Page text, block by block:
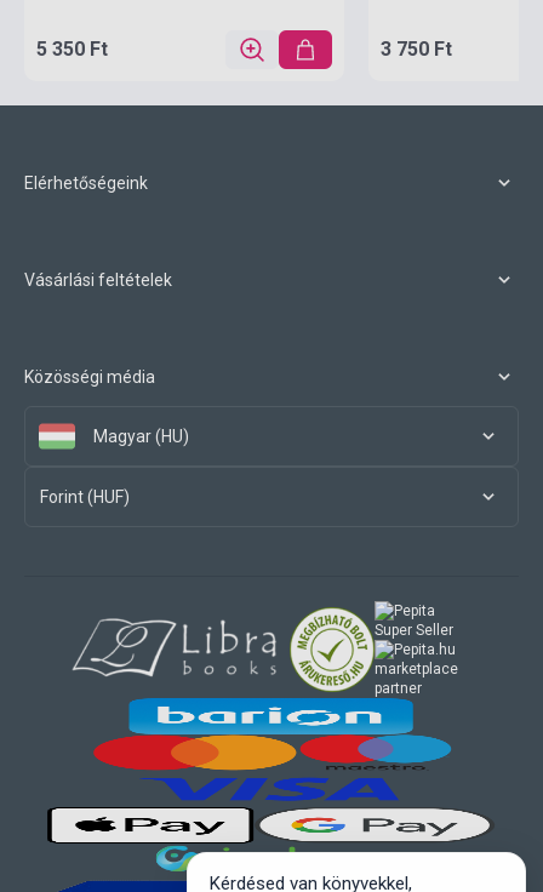
5 350 Ft 3 750 Ft
Elérhetőségeink
Vásárlási feltételek
Közösségi média
Magyar (HU)
Forint (HUF)
marketplace
partner
Kérdésed van könyvekkel,